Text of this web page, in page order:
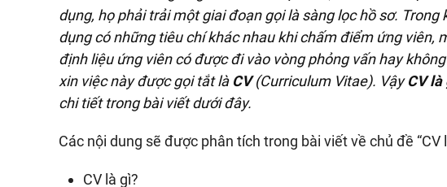
dụng, họ phải trải một giai đoạn gọi là sàng lọc hồ sơ.
dụng có những tiêu chí khác nhau khi chấm điểm ứng viên,
định liệu ứng viên có được đi vào vòng phỏng vấn hay
xin việc này được gọi tắt là CV(Curriculum Vitae). VậyCV là
chi tiết trong bài viết dưới đây.
Các nội dung sẽ được phân tích trong bài viết về chủ đề “CV
CV là gì?